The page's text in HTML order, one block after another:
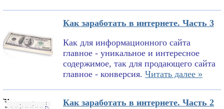
Как заработать в интернете. Часть 3
Как для информационного сайта
главное - уникальное и интересное
содержимое, так для продающего сайта
главное - конверсия. Читать далее »
Как заработать в интернете. Часть 2